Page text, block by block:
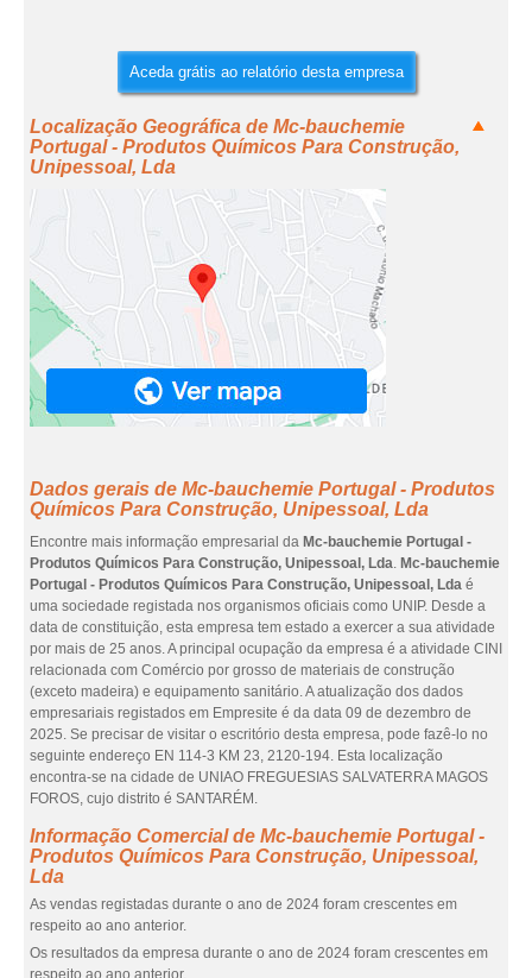
Aceda grátis ao relatório desta empresa
Localização Geográfica de Mc-bauchemie
Portugal - Produtos Químicos Para Construção,
Unipessoal, Lda
Dados gerais de Mc-bauchemie Portugal - Produtos
Químicos Para Construção, Unipessoal, Lda
Encontre mais informação empresarial da Mc-bauchemie Portugal -
Produtos Químicos Para Construção, Unipessoal, Lda. Mc-bauchemie
Portugal - Produtos Químicos Para Construção, Unipessoal, Lda é
uma sociedade registada nos organismos oficiais como UNIP. Desde a
data de constituição, esta empresa tem estado a exercer a sua atividade
por mais de 25 anos. A principal ocupação da empresa é a atividade CINI
relacionada com Comércio por grosso de materiais de construção
(exceto madeira) e equipamento sanitário. A atualização dos dados
empresariais registados em Empresite é da data 09 de dezembro de
2025. Se precisar de visitar o escritório desta empresa, pode fazê-lo no
seguinte endereço EN 114-3 KM 23, 2120-194. Esta localização
encontra-se na cidade de UNIAO FREGUESIAS SALVATERRA MAGOS
FOROS, cujo distrito é SANTARÉM.
Informação Comercial de Mc-bauchemie Portugal -
Produtos Químicos Para Construção, Unipessoal,
Lda
As vendas registadas durante o ano de 2024 foram crescentes em
respeito ao ano anterior.
Os resultados da empresa durante o ano de 2024 foram crescentes em
respeito ao ano anterior.